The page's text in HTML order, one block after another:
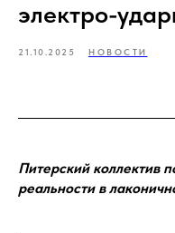
электро-
21.10.2025 НОВОСТИ
Питерский коллектив
реальности в